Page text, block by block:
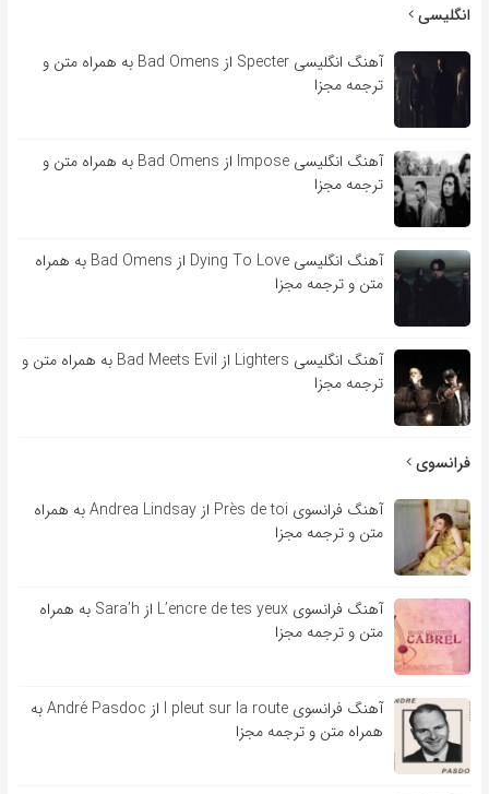
انگلیسی
آهنگ انگلیسی Specter از Bad Omens به همراه متن و
ترجمه مجزا
آهنگ انگلیسی Impose از Bad Omens به همراه متن و
ترجمه مجزا
آهنگ انگلیسی Dying To Love از Bad Omens به همراه
متن و ترجمه مجزا
آهنگ انگلیسی Lighters از Bad Meets Evil به همراه متن و
ترجمه مجزا
فرانسوی
آهنگ فرانسوی Près de toi از Andrea Lindsay به همراه
متن و ترجمه مجزا
آهنگ فرانسوی L’encre de tes yeux از Sara’h به همراه
متن و ترجمه مجزا
آهنگ فرانسوی l pleut sur la route از André Pasdoc به
همراه متن و ترجمه مجزا